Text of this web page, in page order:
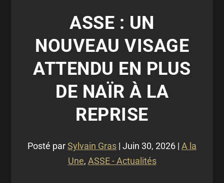
ASSE : UN
NOUVEAU VISAGE
ATTENDU EN PLUS
DE NAÏR À LA
REPRISE
Posté parSylvain Gras | Juin 30, 2026 | A la
Une, ASSE - Actualités